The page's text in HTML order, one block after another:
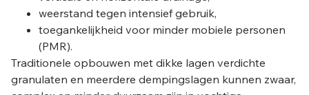
weerstand tegen intensief gebruik,
toegankelijkheid voor minder mobiele personen
(PMR).
Traditionele opbouwen met dikke lagen verdichte
granulaten en meerdere dempingslagen kunnen zwaar,